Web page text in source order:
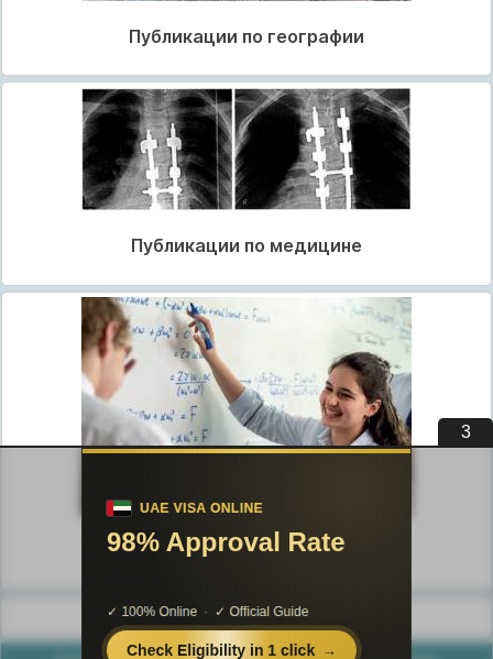
Публикации по географии
Публикации по медицине
Публикации по педагогике
Разделы публикаций
3